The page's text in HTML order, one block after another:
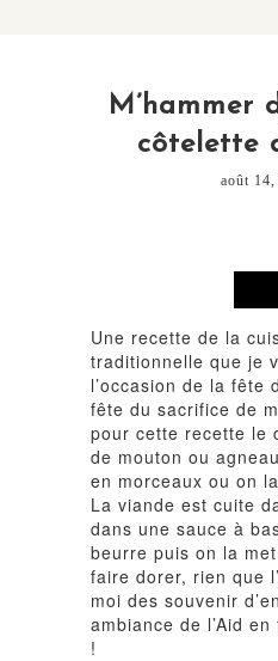
M’hammer
côtelette
août
Une recette de la
traditionnelle que je
l’occasion de la fête
fête du sacrifice de
pour cette recette le
de mouton ou
en morceaux ou on
La viande est cuite
dans une sauce à
beurre puis on la
faire dorer, rien que
moi des souvenir
ambiance de l’Aid
!